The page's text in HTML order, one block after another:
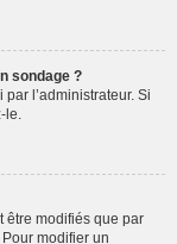
sondage ?
l’administrateur. Si
être modifiés que par
modifier un